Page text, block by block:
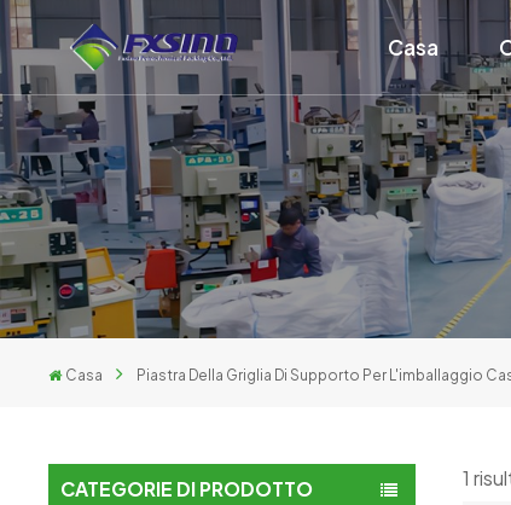
Casa
Casa Piastra Della Griglia Di Supporto Per L'imballaggio
CATEGORIE DI PRODOTTO 1